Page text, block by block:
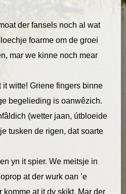
der fansels noch al wat
foarme om de groei
mar we kinne noch mear
witte! Griene fingers binne
begelieding is oanwêzich.
(wetter jaan, útbloeide
tusken de rigen, dat soarte
yn it spier. We meitsje in
at der wurk oan ’e
at it dy skikt. Mar der